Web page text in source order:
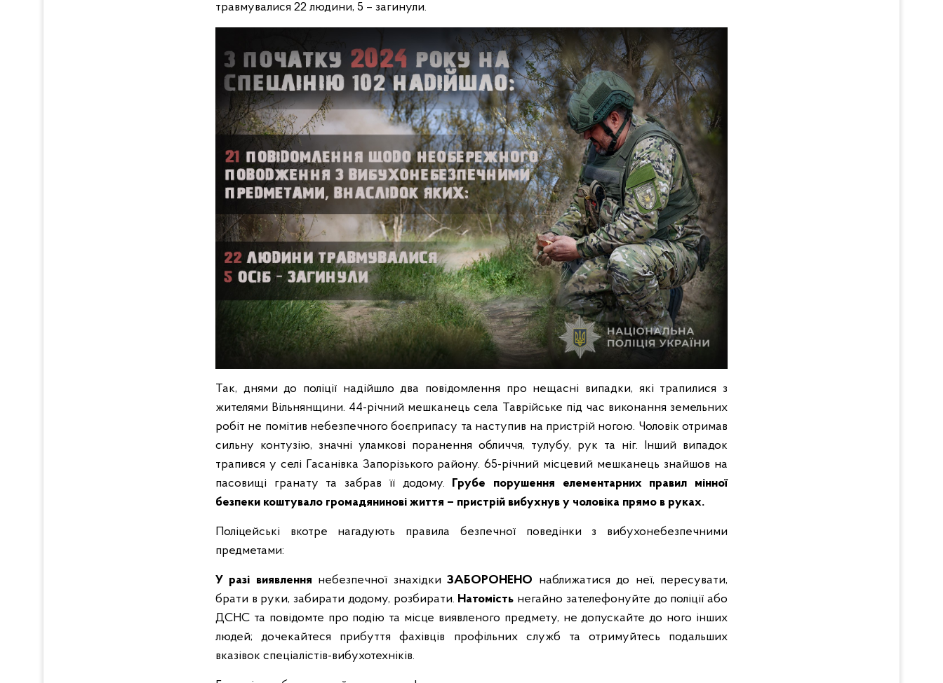
травмувалися 22 людини, 5 – загинули.
Так, днями до поліції надійшло два повідомлення про нещасні випадки, які трапилися з
жителями Вільнянщини. 44-річний мешканець села Таврійське під час виконання земельних
робіт не помітив небезпечного боєприпасу та наступив на пристрій ногою. Чоловік отримав
сильну контузію, значні уламкові поранення обличчя, тулубу, рук та ніг. Інший випадок
трапився у селі Гасанівка Запорізького району. 65-річний місцевий мешканець знайшов на
пасовищі гранату та забрав її додому.
Грубе порушення елементарних правил мінної
безпеки коштувало громадянинові життя – пристрій вибухнув у чоловіка прямо в руках.
Поліцейські вкотре нагадують правила безпечної поведінки з вибухонебезпечними
предметами:
У разі виявлення небезпечної знахідки ЗАБОРОНЕНО наближатися до неї, пересувати,
брати в руки, забирати додому, розбирати. Натомість негайно зателефонуйте до поліції або
ДСНС та повідомте про подію та місце виявленого предмету, не допускайте до ного інших
людей; дочекайтеся прибуття фахівців профільних служб та отримуйтесь подальших
вказівок спеціалістів-вибухотехніків.